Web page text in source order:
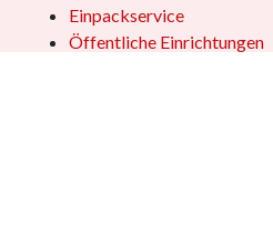
Einpackservice
Öffentliche Einrichtungen